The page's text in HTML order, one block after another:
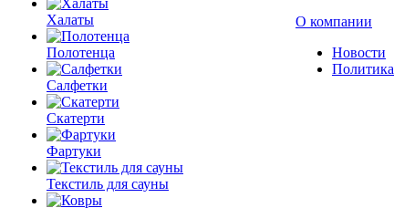
Халаты
Полотенца
Салфетки
Скатерти
Фартуки
Текстиль для сауны
О компании
Новости
Политика